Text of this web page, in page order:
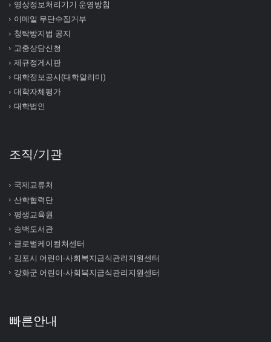
영상정보처리기기 운영방침
이메일 무단수집거부
청탁방지법 공지
고충상담신청
제규정게시판
대학정보공시(대학알리미)
대학자체평가
대학법인
조직/기관
국제교류처
산학협력단
평생교육원
송백도서관
글로벌케이컬쳐센터
김포시 어린이∙사회복지급식관리지원센터
강화군 어린이∙사회복지급식관리지원센터
빠른안내